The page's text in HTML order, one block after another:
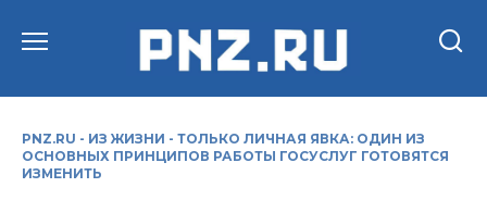
PNZ.RU - ИЗ ЖИЗНИ - ТОЛЬКО ЛИЧНАЯ ЯВКА: ОДИН ИЗ
ОСНОВНЫХ ПРИНЦИПОВ РАБОТЫ ГОСУСЛУГ ГОТОВЯТСЯ
ИЗМЕНИТЬ